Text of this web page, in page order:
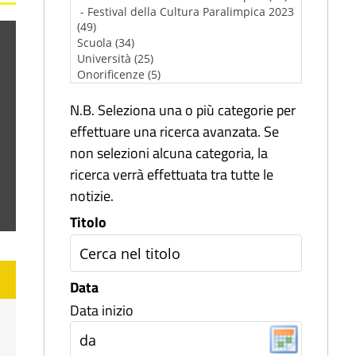
N.B. Seleziona una o più categorie per
effettuare una ricerca avanzata. Se
non selezioni alcuna categoria, la
ricerca verrà effettuata tra tutte le
notizie.
Titolo
Data
Data inizio